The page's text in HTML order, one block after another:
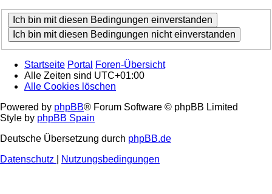
Startseite Portal Foren-Übersicht
Alle Zeiten sind UTC+01:00
Alle Cookies löschen
Powered by phpBB® Forum Software © phpBB Limited
Style by phpBB Spain
Deutsche Übersetzung durch phpBB.de
Datenschutz
Nutzungsbedingungen